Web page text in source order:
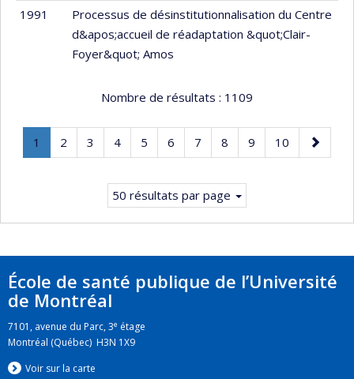
1991
Processus de désinstitutionnalisation du Centre
d&apos;accueil de réadaptation &quot;Clair-
Foyer&quot; Amos
Nombre de résultats : 1109
Page
1
Page
Page
2 Page
3 Page
4 Page
5 Page
6 Page
7 Page
8 Page
9 Page
10
Page
suivante
50 résultats par page
École de santé publique de l’Université
de Montréal
7101, avenue du Parc, 3e étage
Montréal (Québec) H3N 1X9
Voir sur la carte